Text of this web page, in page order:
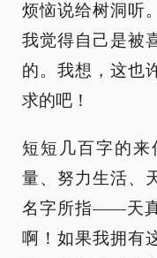
烦恼说给树洞听
我觉得自己是被
的。我想，这也
求的吧！
短短几百字的
量、努力生活、
名字所指——天
啊！如果我拥有